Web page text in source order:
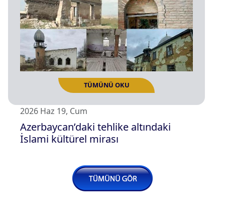
2026 Haz 19, Cum
Azerbaycan’daki tehlike altındaki
İslami kültürel mirası